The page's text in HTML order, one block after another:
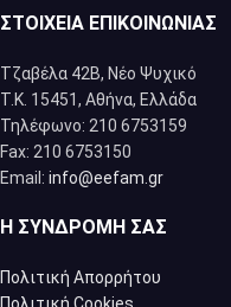
ΣΤΟΙΧΕΊΑ ΕΠΙΚΟΙΝΩΝΊΑΣ
Τζαβέλα 42Β, Νέο Ψυχικό
Τ.Κ. 15451, Αθήνα, Eλλάδα
Τηλέφωνο: 210 6753159
Fax: 210 6753150
Email: info@eefam.gr
Η ΣΥΝΔΡΟΜΉ ΣΑΣ
Πολιτική Απορρήτου
Πολιτική Cookies